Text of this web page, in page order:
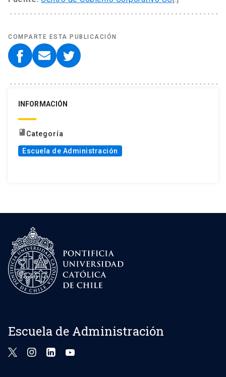
COMPARTE ESTA PUBLICACIÓN
INFORMACIÓN
book Categoría
Escuela de Administración
Escuela de Administración